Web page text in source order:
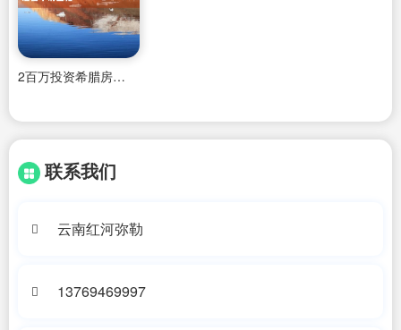
2百万投资希腊房产合适吗现在多少钱
联系我们
云南红河弥勒
13769469997